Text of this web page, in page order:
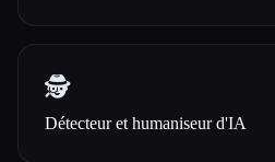
🕵️
Détecteur et humaniseur d'IA